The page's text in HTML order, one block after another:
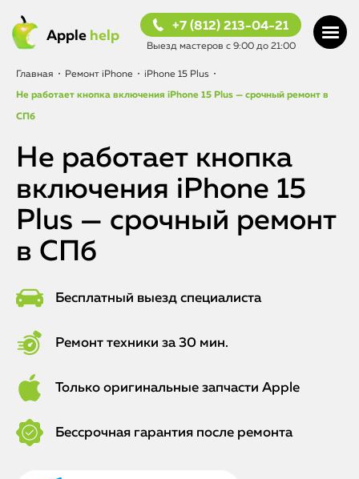
Apple help
+7 (812) 213-04-21
Выезд мастеров с 9:00 до 21:00
Главная • Ремонт iPhone • iPhone 15 Plus •
Не работает кнопка включения iPhone 15 Plus — срочный ремонт в
СПб
Не работает кнопка
включения iPhone 15
Plus — срочный ремонт
в СПб
Бесплатный выезд специалиста
Ремонт техники за 30 мин.
Только оригинальные запчасти Apple
Бессрочная гарантия после ремонта